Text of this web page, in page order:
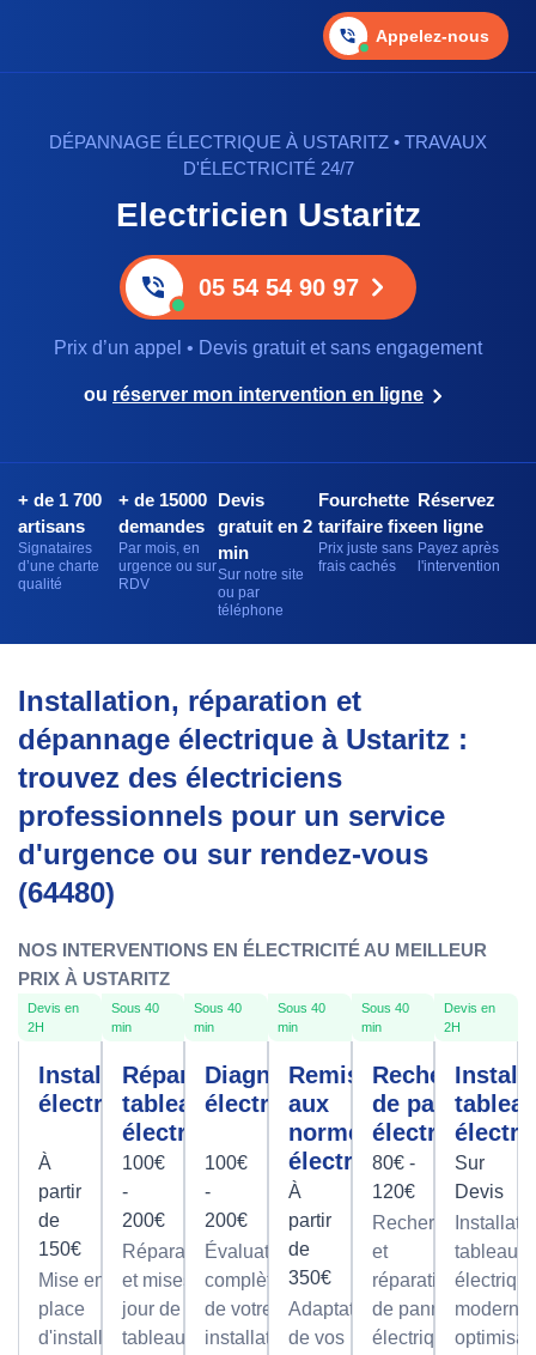
Appelez-nous
DÉPANNAGE ÉLECTRIQUE À USTARITZ • TRAVAUX
D'ÉLECTRICITÉ 24/7
Electricien Ustaritz
05 54 54 90 97
Prix d’un appel • Devis gratuit et sans engagement
ou réserver mon intervention en ligne
+ de 1 700
artisans
Signataires
d’une charte
qualité
+ de 15000
demandes
Par mois, en
urgence ou sur
RDV
Devis
gratuit en 2
min
Sur notre site
ou par
téléphone
Fourchette
tarifaire fixe
Prix juste sans
frais cachés
Réservez
en ligne
Payez après
l'intervention
Installation, réparation et
dépannage électrique à Ustaritz :
trouvez des électriciens
professionnels pour un service
d'urgence ou sur rendez-vous
(64480)
NOS INTERVENTIONS EN ÉLECTRICITÉ AU MEILLEUR
PRIX À USTARITZ
Devis en
2H
Installation
électrique
À
partir
de
150€
Mise en
place
d'installations
Sous 40
min
Réparation
tableau
électrique
100€
-
200€
Réparations
et mises à
jour de
tableaux
Sous 40
min
Diagnostic
électrique
100€
-
200€
Évaluation
complète
de votre
installation
Sous 40
min
Remise
aux
normes
électrique
À
partir
de
350€
Adaptation
de vos
Sous 40
min
Recherche
de panne
électrique
80€ -
120€
Recherche
et
réparation
de pannes
électriques
Devis en
2H
Sur
Devis
tableaux